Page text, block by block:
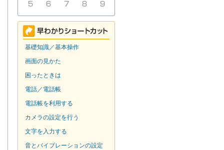
基礎知識／基本操作
画面の見かた
困ったときは
電話／電話帳
電話帳を利用する
カメラの設定を行う
文字を入力する
音とバイブレーションの設定